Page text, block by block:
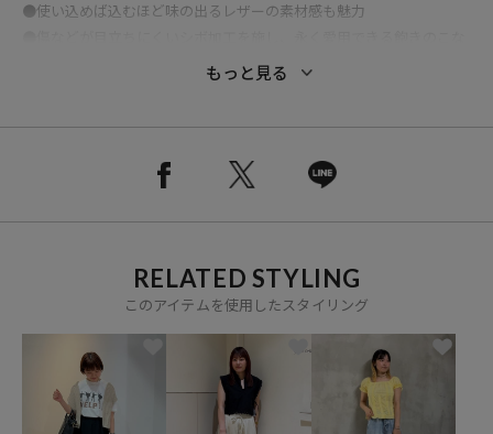
●使い込めば込むほど味の出るレザーの素材感も魅力
付着しないところもポイント！
※メーカー品番：YO2403-GD011
◆おすすめコーディネート
デイリーからオケージョン、オフィス等、様々なシーンで合わせやす
もっと見る
RELATED STYLING
このアイテムを使用したスタイリング